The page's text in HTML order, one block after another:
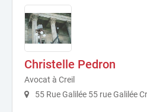
Christelle Pedron
Avocat à Creil
55 Rue Galilée 55 rue Galilée